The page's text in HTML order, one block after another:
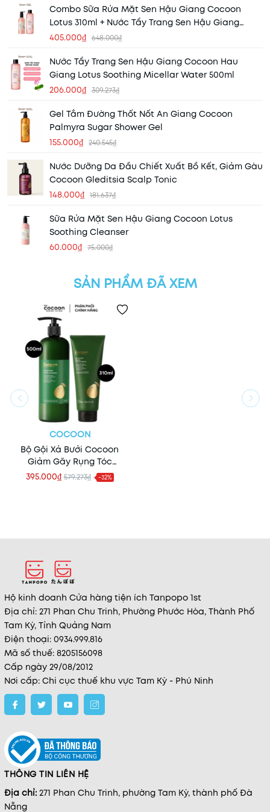
Combo Sữa Rửa Mặt Sen Hậu Giang Cocoon
Lotus 310ml + Nước Tẩy Trang Sen Hậu Giang
Cocoon Hau Giang Lotus 500ml
405.000₫ 648.000₫
Nước Tẩy Trang Sen Hậu Giang Cocoon Hau
Giang Lotus Soothing Micellar Water 500ml
206.000₫ 309.273₫
Gel Tắm Đường Thốt Nốt An Giang Cocoon
Palmyra Sugar Shower Gel
155.000₫ 240.545₫
Nước Dưỡng Da Đầu Chiết Xuất Bồ Kết, Giảm Gàu
Cocoon Gleditsia Scalp Tonic
148.000₫ 181.637₫
Sữa Rửa Mặt Sen Hậu Giang Cocoon Lotus
Soothing Cleanser
60.000₫ 75.000₫
SẢN PHẨM ĐÃ XEM
COCOON
Bộ Gội Xả Bưởi Cocoon
Giảm Gãy Rụng Tóc
Pomelo Shampoo 500ml +
Hair Conditioner 310ml
395.000₫ 579.273₫ -32%
Hộ kinh doanh Cửa hàng tiện ích Tanpopo 1st
Địa chỉ: 271 Phan Chu Trinh, Phường Phước Hòa, Thành Phố
Tam Kỳ, Tỉnh Quảng Nam
Điện thoại: 0934.999.816
Mã số thuế: 8205156098
Cấp ngày 29/08/2012
Nơi cấp: Chi cục thuế khu vực Tam Kỳ - Phú Ninh
THÔNG TIN LIÊN HỆ
Địa chỉ: 271 Phan Chu Trinh, phường Tam Kỳ, thành phố Đà
Nẵng